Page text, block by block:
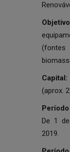
Capital:
(aprox.
De 1
2019.